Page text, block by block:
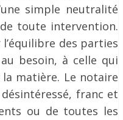
simple neutralité
toute intervention.
des parties
besoin, à celle qui
matière. Le notaire
franc et
ou de toutes les